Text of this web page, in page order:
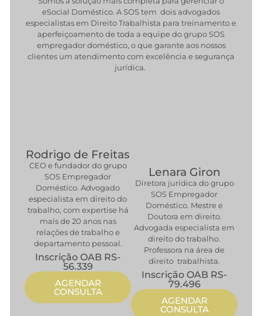
eSocial Doméstico. A SOS tem dois advogados
especialistas em Direito Trabalhista para treinamento e
aperfeiçoamento de toda a equipe do grupo SOS
empregador doméstico, o que garante aos nossos
clientes um atendimento com excelência e segurança
jurídica.
Rodrigo de Freitas
CEO e fundador do grupo
SOS Empregador
Doméstico. Advogado
especialista em direito do
trabalho, com expertise há
mais de 20 anos nas
relações de trabalho e
departamento pessoal.
Inscrição OAB RS-
56.339
AGENDAR
CONSULTA
Lenara Giron
Diretora jurídica do grupo
SOS Empregador
Doméstico. Mestre e
Doutora em direito.
Advogada especialista em
direito do trabalho.
Professora na área de
direito trabalhista.
Inscrição OAB RS-
79.496
AGENDAR
CONSULTA